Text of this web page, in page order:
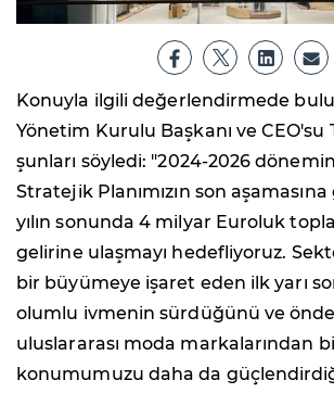
Konuyla ilgili değerlendirmede
Yönetim Kurulu Başkanı ve CEO'su
şunları söyledi: "2024-2026
Stratejik Planımızın son
yılın sonunda 4 milyar Euroluk
gelirine ulaşmayı hedefliyoruz.
bir büyümeye işaret eden ilk yarı
olumlu ivmenin sürdüğünü ve
uluslararası moda markalarından
konumumuzu daha da